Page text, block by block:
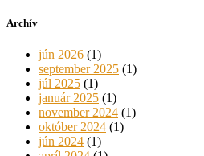
Archív
jún 2026 (1)
september 2025 (1)
júl 2025 (1)
január 2025 (1)
november 2024 (1)
október 2024 (1)
jún 2024 (1)